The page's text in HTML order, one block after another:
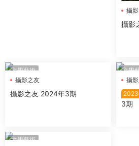
攝
攝影
文學藝術
攝影之友
攝影之友 2024年3期
文學
攝
3期
文學藝術